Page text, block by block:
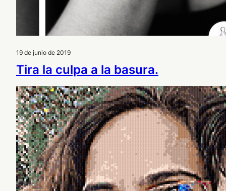
19 de junio de 2019
Tira la culpa a la basura.